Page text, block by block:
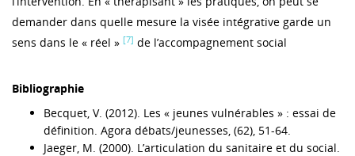
demander dans quelle mesure la visée intégrative garde un
sens dans le « réel » [7] de l’accompagnement social
Bibliographie
Becquet, V. (2012). Les « jeunes vulnérables » : essai de
définition. Agora débats/jeunesses, (62), 51‑64.
Jaeger, M. (2000). L’articulation du sanitaire et du social.